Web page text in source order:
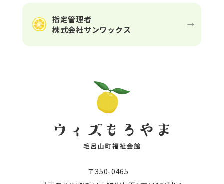
指定管理者
株式会社サンワックス
〒350-0465